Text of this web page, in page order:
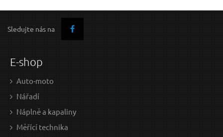
Sledujte nás na
E-shop
Auto-moto
Nářadí
Náplně a kapaliny
Měřící technika